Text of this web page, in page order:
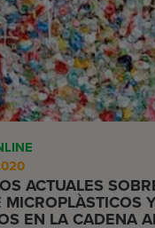
ACTUALES
MICROPLÀSTICOS
EN LA CADENA